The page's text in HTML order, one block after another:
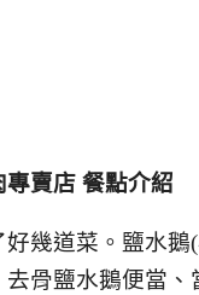
賣店 餐點介紹
幾道菜。鹽水鵝
骨鹽水鵝便當、